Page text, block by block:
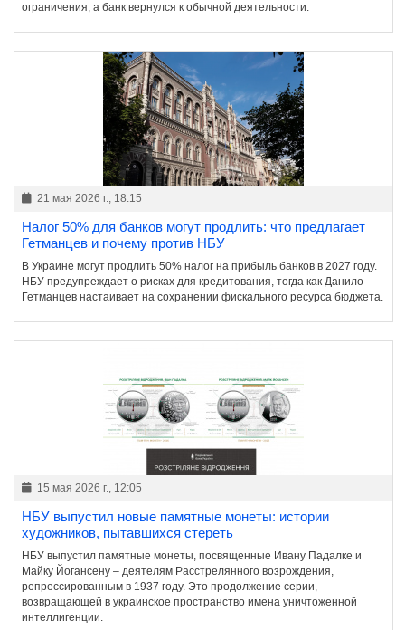
ограничения, а банк вернулся к обычной деятельности.
21 мая 2026 г., 18:15
Налог 50% для банков могут продлить: что предлагает
Гетманцев и почему против НБУ
В Украине могут продлить 50% налог на прибыль банков в 2027 году.
НБУ предупреждает о рисках для кредитования, тогда как Данило
Гетманцев настаивает на сохранении фискального ресурса бюджета.
15 мая 2026 г., 12:05
НБУ выпустил новые памятные монеты: истории
художников, пытавшихся стереть
НБУ выпустил памятные монеты, посвященные Ивану Падалке и
Майку Йогансену – деятелям Расстрелянного возрождения,
репрессированным в 1937 году. Это продолжение серии,
возвращающей в украинское пространство имена уничтоженной
интеллигенции.